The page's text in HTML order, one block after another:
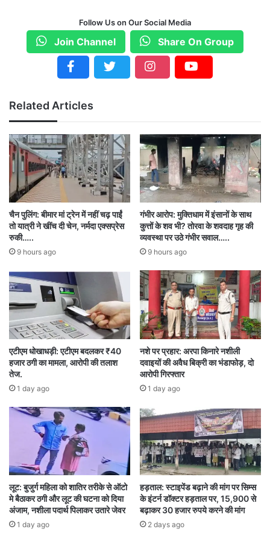
सके। दुर्घटना के बाद आसपास के लोग मदद के लिए दौड़े,
और पुलिस व आपातकालीन सेवा को सूचित किया।
घायलों की स्थिति
हादसे में गंभीर रूप से घायल बच्चों को बेमेतरा के जिला
अस्पताल में भर्ती कराया गया। चिकित्सकों के अनुसार,
उनकी हालत नाजुक बनी हुई है, लेकिन वह खतरे से बाहर
हैं। वहीं, हादसे में मारे गए बच्चों के परिवार में शोक की लहर
दौड़ गई है। परिवार के अन्य सदस्य भी गहरे सदमे में हैं।
पुलिस ने शुरू की जांच
घटनास्थल का जायजा लिया। पुलिस अधिकारियों का कहना
है कि वे इस मामले की जांच कर रहे हैं और जल्द ही दुर्घटना
के कारण का पता लगाया जाएगा। साथ ही, कार के ड्राइवर
को भी हिरासत में लिया गया है, ताकि हादसे के कारणों को
समझा जा सके।
इस हादसे ने होली के जश्न में दुख का माहौल बना दिया है,
और स्थानीय समुदाय में शोक की लहर फैल गई है।
Bemetara hadsa maut
Follow Us on Our Social Media
Join Channel Share On Group
Related Articles
चैन पुलिंग: बीमार मां ट्रेन में नहीं चढ़ पाईं
तो यात्री ने खींच दी चेन, नर्मदा एक्सप्रेस
रुकी…..
9 hours ago
गंभीर आरोप: मुक्तिधाम में इंसानों के साथ
कुत्तों के शव भी? तोरवा के शवदाह गृह की
व्यवस्था पर उठे गंभीर सवाल…..
9 hours ago
एटीएम धोखाधड़ी: एटीएम बदलकर ₹40
हजार ठगी का मामला, आरोपी की तलाश
तेज.
1 day ago
नशे पर प्रहार: अरपा किनारे नशीली
दवाइयों की अवैध बिक्री का भंडाफोड़, दो
आरोपी गिरफ्तार
1 day ago
लूट: बुजुर्ग महिला को शातिर तरीके से ऑटो
मे बैठाकर ठगी और लूट की घटना को दिया
अंजाम, नशीला पदार्थ पिलाकर उतारे जेवर
1 day ago
हड़ताल: स्टाइपेंड बढ़ाने की मांग पर सिम्स
के इंटर्न डॉक्टर हड़ताल पर, 15,900 से
बढ़ाकर 30 हजार रुपये करने की मांग
2 days ago